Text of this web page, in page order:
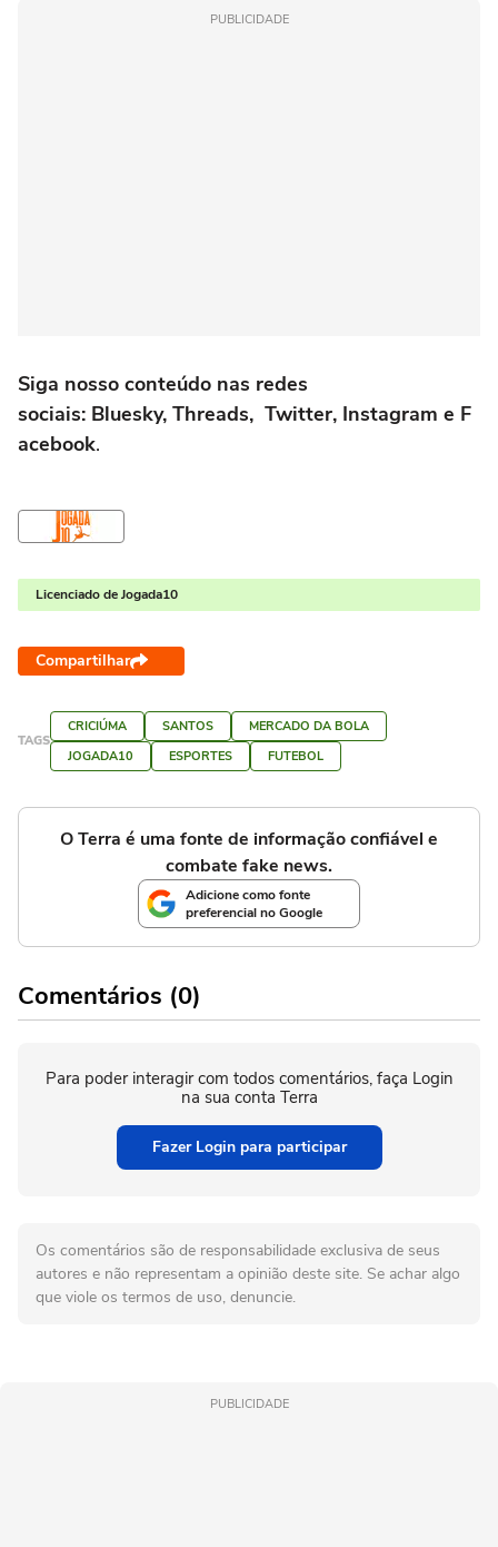
PUBLICIDADE
Siga nosso conteúdo nas redes
sociais: Bluesky, Threads, Twitter, Instagram e F
acebook.
Licenciado de Jogada10
Compartilhar
TAGS
CRICIÚMA SANTOS
MERCADO DA BOLA
JOGADA10
ESPORTES FUTEBOL
O Terra é uma fonte de informação confiável e
combate fake news.
Adicione como fonte
preferencial no Google
Comentários (0)
Para poder interagir com todos comentários, faça Login
na sua conta Terra
Fazer Login para participar
Os comentários são de responsabilidade exclusiva de seus
autores e não representam a opinião deste site. Se achar algo
que viole os termos de uso, denuncie.
PUBLICIDADE